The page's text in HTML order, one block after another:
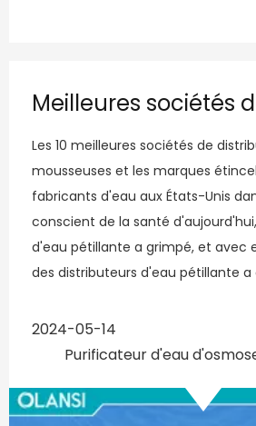
Les 10 meilleures sociétés de
mousseuses et les marques
fabricants d'eau aux États-Unis
conscient de la santé
d'eau pétillante a grimpé, et avec
des distributeurs d'eau pétillante
tracas
2024-05-14
Purificateur d'eau